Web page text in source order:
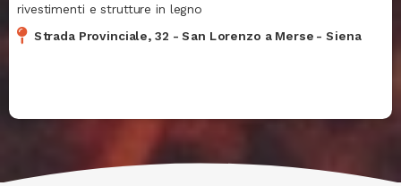
rivestimenti e strutture in legno
Strada Provinciale, 32 -San Lorenzo a Merse -Siena